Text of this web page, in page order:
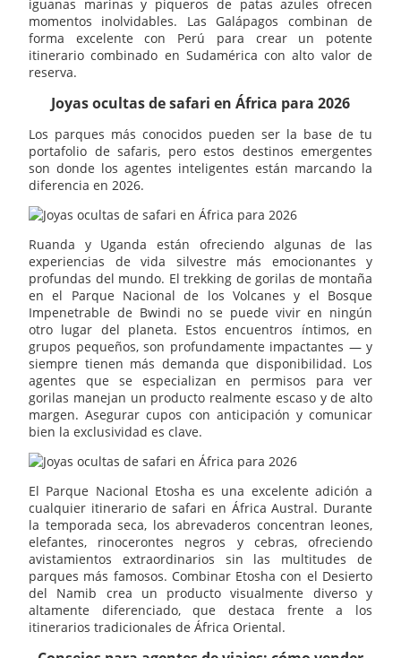
iguanas marinas y piqueros de patas azules ofrecen
momentos inolvidables. Las Galápagos combinan de
forma excelente con Perú para crear un potente
itinerario combinado en Sudamérica con alto valor de
reserva.
Joyas ocultas de safari en África para 2026
Los parques más conocidos pueden ser la base de tu
portafolio de safaris, pero estos destinos emergentes
son donde los agentes inteligentes están marcando la
diferencia en 2026.
Ruanda y Uganda están ofreciendo algunas de las
experiencias de vida silvestre más emocionantes y
profundas del mundo. El trekking de gorilas de montaña
en el Parque Nacional de los Volcanes y el Bosque
Impenetrable de Bwindi no se puede vivir en ningún
otro lugar del planeta. Estos encuentros íntimos, en
grupos pequeños, son profundamente impactantes — y
siempre tienen más demanda que disponibilidad. Los
agentes que se especializan en permisos para ver
gorilas manejan un producto realmente escaso y de alto
margen. Asegurar cupos con anticipación y comunicar
bien la exclusividad es clave.
El Parque Nacional Etosha es una excelente adición a
cualquier itinerario de safari en África Austral. Durante
la temporada seca, los abrevaderos concentran leones,
elefantes, rinocerontes negros y cebras, ofreciendo
avistamientos extraordinarios sin las multitudes de
parques más famosos. Combinar Etosha con el Desierto
del Namib crea un producto visualmente diverso y
altamente diferenciado, que destaca frente a los
itinerarios tradicionales de África Oriental.